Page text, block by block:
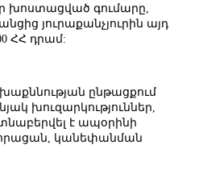
խոստացված գումարը,
յուրաքանչյուրին այդ
ՀՀ դրամ:
ընթացքում
խուզարկություններ,
է ապօրինի
կանեփանման